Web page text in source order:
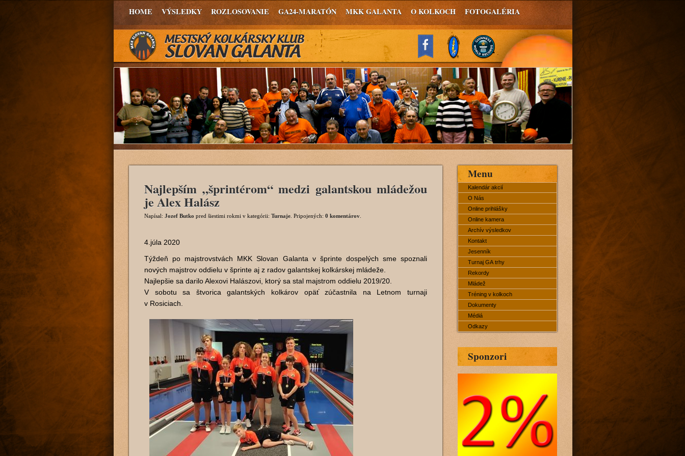
HOME VÝSLEDKY ROZLOSOVANIE GA24-MARATÓN MKK GALANTA O KOLKOCH FOTOGALÉRIA
Najlepším „šprintérom“ medzi galantskou mládežou
je Alex Halász
Napísal: Jozef Butko pred šiestimi rokmi v kategórii: Turnaje . Pripojených: 0 komentárov
4.júla 2020
Týždeň po majstrovstvách MKK Slovan Galanta v šprinte dospelých sme spoznali
nových majstrov oddielu v šprinte aj z radov galantskej kolkárskej mládeže.
Najlepšie sa darilo Alexovi Halászovi, ktorý sa stal majstrom oddielu 2019/20.
V sobotu sa štvorica galantských kolkárov opäť zúčastnila na Letnom turnaji
v Rosiciach.
Menu
Kalendár akcií
O Nás
Online prihlášky
Online kamera
Archív výsledkov
Kontakt
Jesenník
Turnaj GA trhy
Rekordy
Mládež
Tréning v kolkoch
Dokumenty
Médiá
Odkazy
Sponzori